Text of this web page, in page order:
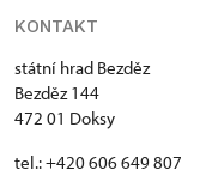
KONTAKT
státní hrad Bezděz
Bezděz 144
472 01 Doksy
tel.: +420 606 649 807